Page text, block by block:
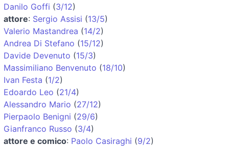
Danilo Goffi (3/12)
attore: Sergio Assisi (13/5)
Valerio Mastandrea (14/2)
Andrea Di Stefano (15/12)
Davide Devenuto (15/3)
Massimiliano Benvenuto (18/10)
Ivan Festa (1/2)
Edoardo Leo (21/4)
Alessandro Mario (27/12)
Pierpaolo Benigni (29/6)
Gianfranco Russo (3/4)
attore e comico: Paolo Casiraghi (9/2)